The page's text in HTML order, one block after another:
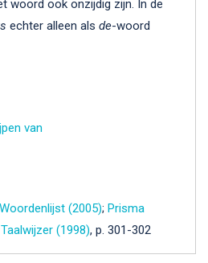
woord ook onzijdig zijn. In de
echter alleen als de-woord
van
Woordenlijst (2005); Prisma
Taalwijzer (1998), p. 301-302